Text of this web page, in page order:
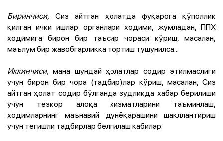
Биринчиси, Сиз айтган ҳолатда фуқарога қўполлик
қилган ички ишлар органлари ходими, жумладан, ППХ
ходимига бирон бир таъсир чораси кўриш, масалан,
маълум бир жавобгарликка тортиш тушунилса...
Иккинчиси, мана шундай ҳолатлар содир этилмаслиги
учун бирон бир чора (тадбир)лар кўриш, масалан, Сиз
айтган ҳолат содир бўлганда зудликда хабар берилиши
учун тезкор алоқа хизматларини таъминлаш,
ходимларнинг маънавий дунёқарашини шакллантириш
учун тегишли тадбирлар белгилаш кабилар.